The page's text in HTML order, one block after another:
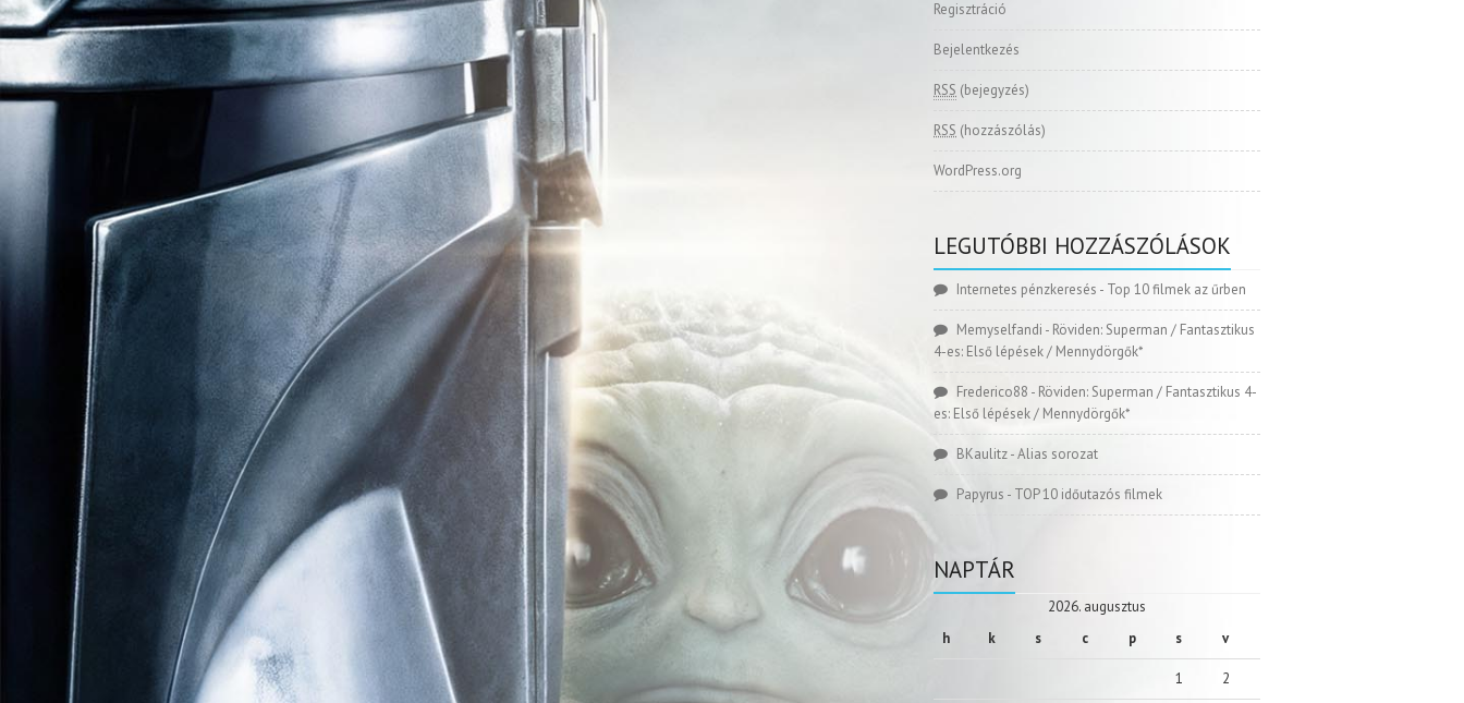
Regisztráció
Bejelentkezés
RSS (bejegyzés)
RSS (hozzászólás)
WordPress.org
LEGUTÓBBI HOZZÁSZÓLÁSOK
Internetes pénzkeresés - Top 10 filmek az űrben
Memyselfandi - Röviden: Superman / Fantasztikus
4-es: Első lépések / Mennydörgők*
Frederico88 - Röviden: Superman / Fantasztikus 4-
es: Első lépések / Mennydörgők*
BKaulitz-Alias sorozat
Papyrus - TOP 10 időutazós filmek
NAPTÁR
2026. augusztus
h
k s c p s v
1 2